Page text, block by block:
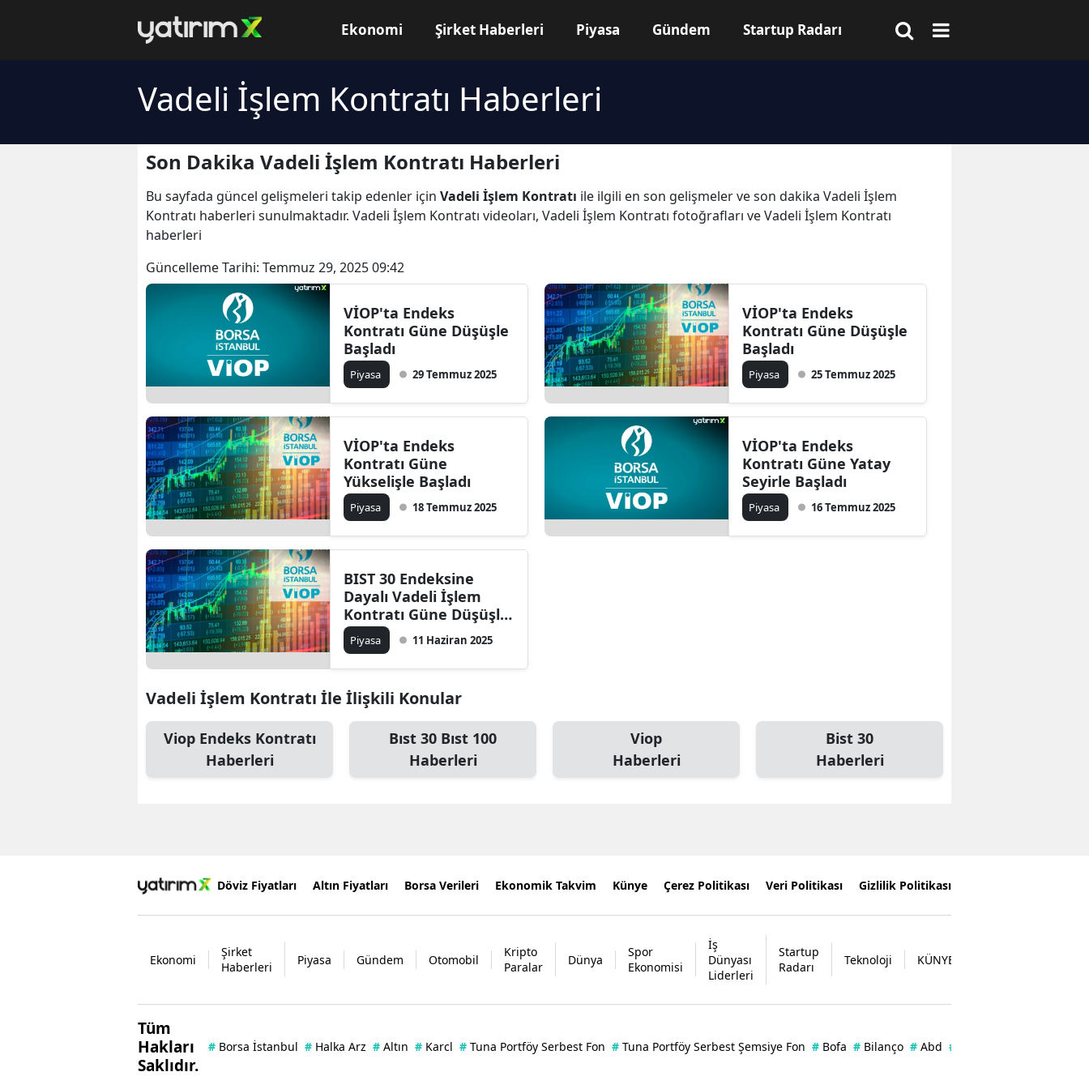
Ekonomi Şirket Haberleri Piyasa Gündem Startup Radarı
Vadeli İşlem Kontratı Haberleri
Son Dakika Vadeli İşlem Kontratı Haberleri
Bu sayfada güncel gelişmeleri takip edenler için Vadeli İşlem Kontratı ile ilgili en son gelişmeler ve son dakika Vadeli İşlem
Kontratı haberleri sunulmaktadır. Vadeli İşlem Kontratı videoları, Vadeli İşlem Kontratı fotoğrafları ve Vadeli İşlem Kontratı
haberleri
Güncelleme Tarihi: Temmuz 29, 2025 09:42
VİOP'ta Endeks
Kontratı Güne Düşüşle
Başladı
Piyasa 29 Temmuz 2025
VİOP'ta Endeks
Kontratı Güne Düşüşle
Başladı
Piyasa 25 Temmuz 2025
VİOP'ta Endeks
Kontratı Güne
Yükselişle Başladı
Piyasa 18 Temmuz 2025
VİOP'ta Endeks
Kontratı Güne Yatay
Seyirle Başladı
Piyasa 16 Temmuz 2025
BIST 30 Endeksine
Dayalı Vadeli İşlem
Kontratı Güne Düşüşle
Başladı
Piyasa 11 Haziran 2025
Vadeli İşlem Kontratı İle İlişkili Konular
Viop Endeks Kontratı
Haberleri
Bıst 30 Bıst 100
Haberleri
Viop
Haberleri
Bist 30
Haberleri
Döviz Fiyatları Altın Fiyatları Borsa Verileri Ekonomik Takvim Künye Çerez Politikası Veri Politikası Gizlilik Politikası
Ekonomi
Şirket
Haberleri
Piyasa Gündem Otomobil
Kripto
Paralar
Dünya
Spor
Ekonomisi
İş
Dünyası
Liderleri
Startup
Radarı
Teknoloji KÜNYE
Tüm
Hakları
Saklıdır.
# Borsa İstanbul # Halka Arz # Altın # Karcl # Tuna Portföy Serbest Fon # Tuna Portföy Serbest Şemsiye Fon # Bofa # Bilanço # Abd #